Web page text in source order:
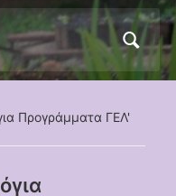
Προγράμματα ΓΕΛ'